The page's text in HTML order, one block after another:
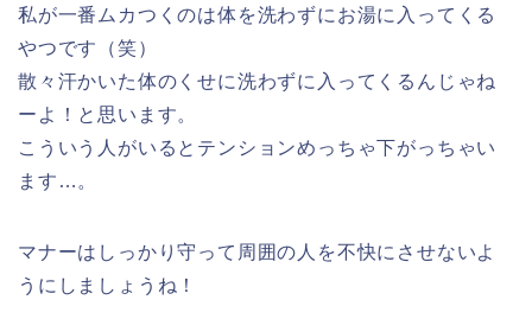
私が一番ムカつくのは体を洗わずにお湯に入ってくる
やつです（笑）
散々汗かいた体のくせに洗わずに入ってくるんじゃね
ーよ！と思います。
こういう人がいるとテンションめっちゃ下がっちゃい
ます…。
マナーはしっかり守って周囲の人を不快にさせないよ
うにしましょうね！